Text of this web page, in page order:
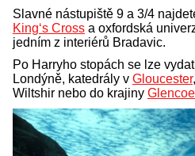
Slavné nástupiště 9 a 3/4
King‘s Cross a oxfordská
jedním z interiérů Bradavic.
Po Harryho stopách se lze
Londýně, katedrály v Gloucester
Wiltshir nebo do krajiny Glencoe